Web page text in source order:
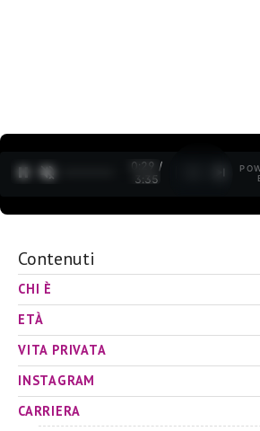
0:30 /
3:35
Contenuti
CHI È
ETÀ
VITA PRIVATA
INSTAGRAM
CARRIERA